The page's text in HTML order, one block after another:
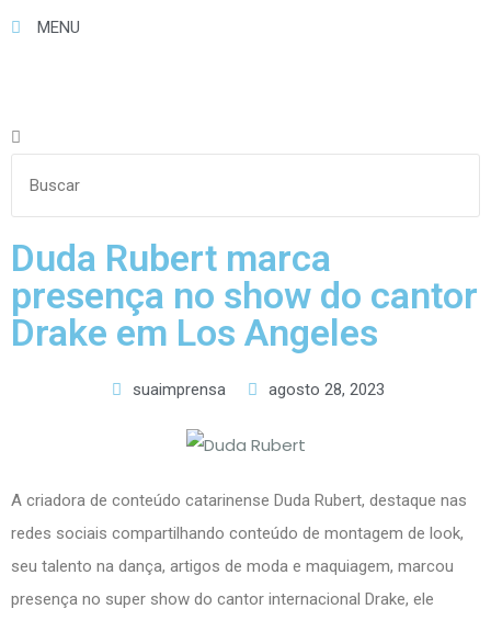
MENU
Duda Rubert marca
presença no show do cantor
Drake em Los Angeles
suaimprensa agosto 28, 2023
A criadora de conteúdo catarinense Duda Rubert, destaque nas
redes sociais compartilhando conteúdo de montagem de look,
seu talento na dança, artigos de moda e maquiagem, marcou
presença no super show do cantor internacional Drake, ele